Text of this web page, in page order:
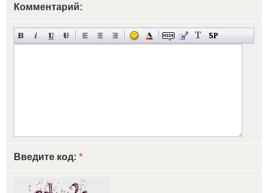
Комментарий:
Введите код: *